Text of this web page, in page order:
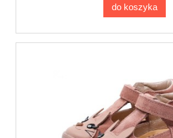
do koszyka